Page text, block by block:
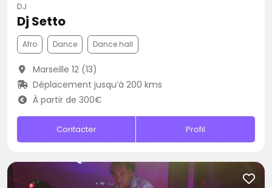
DJ
Dj Setto
Afro Dance Dance hall
Marseille 12 (13)
Déplacement jusqu’à 200 kms
À partir de 300€
Contacter Profil